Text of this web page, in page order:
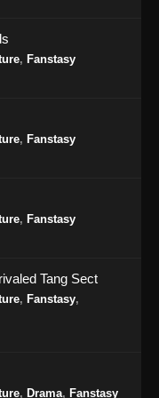
Sky Supreme Episode
Episode 336
Sky Supreme Episode
- September 17, 2024
Episode 338
Sky Supreme Episode
- September 21, 2024
Episode 339
, Fanstasy
, Fanstasy
, Fanstasy
Tang Sect
, Fanstasy,
, Drama, Fanstasy